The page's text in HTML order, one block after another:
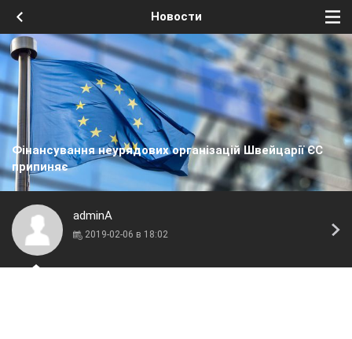
Новости
Фінансування неурядових організацій Швейцарії ЄС
припиняє
adminA
2019-02-06 в 18:02